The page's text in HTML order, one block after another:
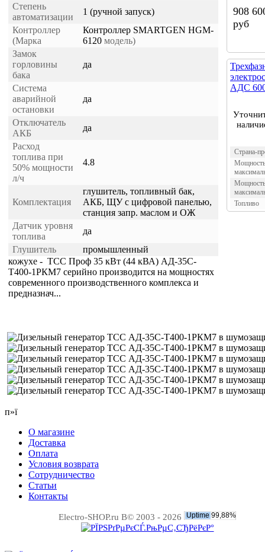
Степень
автоматизации
1 (ручной запуск)
Контроллер
(Марка
Контроллер SMARTGEN HGM-
6120 модель)
Замок
горловины
бака
да
Система
аварийной
остановки
да
Отключатель
АКБ
да
Расход
топлива при
50% мощности
л/ч
4.8
Комплектация
глушитель, топливный бак,
АКБ, ЩУ с цифровой панелью,
станция запр. маслом и ОЖ
Датчик уровня
топлива
да
Глушитель
промышленный
кожухе - ТСС Проф 35 кВт (44 кВА) АД-35С-
Т400-1РКМ7 серийно производится на мощностях
современного производственного комплекса и
предназнач...
908
руб
АДС
Страна-
Мощность
Мощность
Топливо
п»ї
О магазине
Доставка
Оплата
Условия возврата
Сотрудничество
Статьи
Контакты
Electro-SHOP.ru В© 2003 - 2026